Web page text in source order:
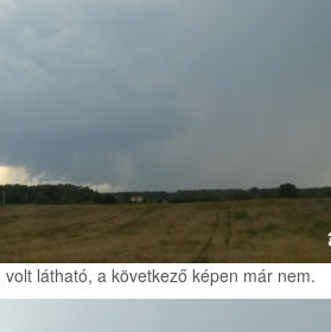
látható, a következő képen már nem.